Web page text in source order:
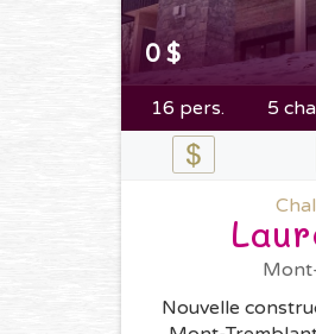
0 $
16 pers. 5
Nouvelle